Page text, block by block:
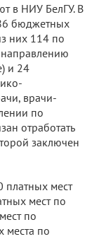
в НИУ БелГУ. В
бюджетных
них 114 по
и 24
врачи-
по
отработать
заключен
платных мест
мест по
по
места по